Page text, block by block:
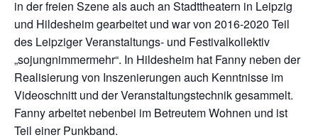
in der freien Szene als auch an Stadttheatern in Leipzig
und Hildesheim gearbeitet und war von 2016-2020 Teil
des Leipziger Veranstaltungs- und Festivalkollektiv
„sojungnimmermehr“. In Hildesheim hat Fanny neben der
Realisierung von Inszenierungen auch Kenntnisse im
Videoschnitt und der Veranstaltungstechnik gesammelt.
Fanny arbeitet nebenbei im Betreutem Wohnen und ist
Teil einer Punkband.